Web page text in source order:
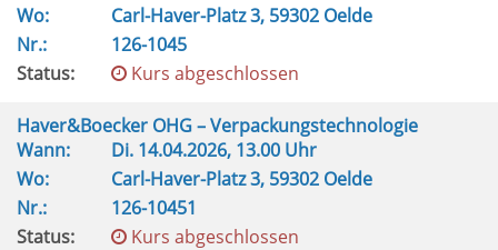
Wo:
Carl-Haver-Platz 3, 59302 Oelde
Nr.:
126-1045
Status:
Kurs abgeschlossen
Haver&Boecker OHG – Verpackungstechnologie
Wann:
Di. 14.04.2026, 13.00 Uhr
Wo:
Carl-Haver-Platz 3, 59302 Oelde
Nr.:
126-10451
Status:
Kurs abgeschlossen